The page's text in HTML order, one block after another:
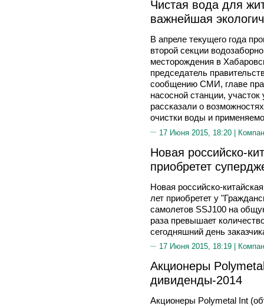
Чистая вода для
важнейшая
В апреле текущего года
второй секции
месторождения в
председатель
сообщению СМИ, главе
насосной станции,
рассказали о
очистки воды и
17 Июня 2015, 18:20 |
Новая российско-
приобретет
Новая российско-
лет приобретет у
самолетов SSJ100 на
раза превышает
сегодняшний день
17 Июня 2015, 18:19 |
Акционеры
дивиденды-2014
Акционеры Polymetal Int